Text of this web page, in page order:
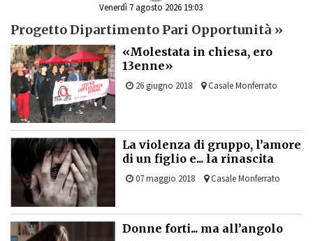
Venerdì 7 agosto 2026 19:03
Progetto Dipartimento Pari Opportunità »
«Molestata in chiesa, ero
13enne»
26 giugno 2018 Casale Monferrato
La violenza di gruppo, l’amore
di un figlio e... la rinascita
07 maggio 2018 Casale Monferrato
Donne forti... ma all’angolo